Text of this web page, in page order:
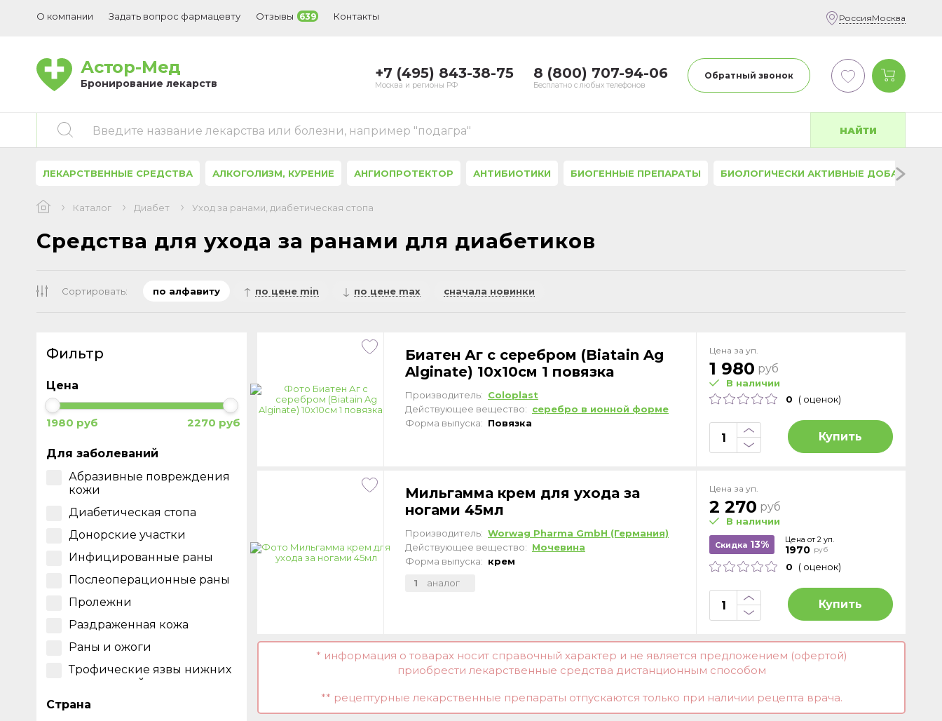
О компании Задать вопрос фармацевту Отзывы 639 Контакты РоссияМосква
Астор-Мед
Бронирование лекарств
+7 (495) 843-38-75
Москва и регионы РФ
8 (800) 707-94-06
Бесплатно с любых телефонов
Обратный звонок
Введите название лекарства или болезни, например "подагра" НАЙТИ
ЛЕКАРСТВЕННЫЕ СРЕДСТВА АЛКОГОЛИЗМ, КУРЕНИЕ АНГИОПРОТЕКТОР АНТИБИОТИКИ БИОГЕННЫЕ ПРЕПАРАТЫ БИОЛОГИЧЕСКИ АКТИВНЫЕ ДОБАВКИ
Каталог Диабет Уход за ранами, диабетическая стопа
Средства для ухода за ранами для диабетиков
Сортировать: по алфавиту по цене min по цене max сначала новинки
Фильтр
Цена
1980 руб 2270 руб
Для заболеваний
Абразивные повреждения
кожи
Диабетическая стопа
Донорские участки
Инфицированные раны
Послеоперационные раны
Пролежни
Раздраженная кожа
Раны и ожоги
Трофические язвы нижних
конечностей
Страна
Биатен Аг с серебром (Biatain Ag
Alginate) 10х10см 1 повязка
Производитель: Coloplast
Действующее вещество: серебро в ионной форме
Форма выпуска: Повязка
Цена за уп.
1 980 руб
В наличии
0
( оценок)
Купить
Мильгамма крем для ухода за
ногами 45мл
Производитель: Worwag Pharma GmbH (Германия)
Действующее вещество: Мочевина
Форма выпуска: крем
1
аналог
Цена за уп.
2 270 руб
В наличии
Скидка 13% Цена от 2 уп.
1970 руб
0 ( оценок)
Купить
* информация о товарах носит справочный характер и не является предложением (офертой)
приобрести лекарственные средства дистанционным способом
** рецептурные лекарственные препараты отпускаются только при наличии рецепта врача.